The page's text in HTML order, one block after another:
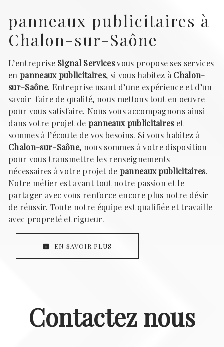
panneaux publicitaires à
Chalon-sur-Saône
L’entreprise Signal Servicesvous propose ses services
en panneaux publicitaires, si vous habitez àChalon-
sur-Saône. Entreprise usant d’une expérience et d’un
savoir-faire de qualité, nous mettons tout en oeuvre
pour vous satisfaire. Nous vous accompagnons ainsi
dans votre projet de panneaux publicitaireset
sommes à l’écoute de vos besoins. Si vous habitez à
Chalon-sur-Saône, nous sommes à votre disposition
pour vous transmettre les renseignements
nécessaires à votre projet de panneaux publicitaires.
Notre métier est avant tout notre passion et le
partager avec vous renforce encore plus notre désir
de réussir. Toute notre équipe est qualifiée et travaille
avec propreté et rigueur.
EN SAVOIR PLUS
Contactez nous